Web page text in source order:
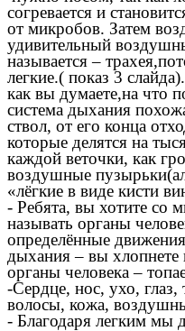
согревается и
от микробов. Затем
удивительный
называется –
легкие.( показ 3
как вы думаете,на что
система дыхания
ствол, от его конца
которые делятся на
каждой веточки, как
воздушные
«лёгкие в виде кисти
- Ребята, вы хотите со
называть органы
определённые
дыхания – вы хлопнете
органы человека –
-Сердце, нос, ухо, глаз,
волосы, кожа,
- Благодаря легким